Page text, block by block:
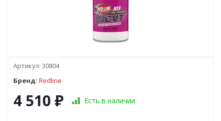
Артикул: 30804
Бренд: Redline
4 510 ₽ Есть в наличии